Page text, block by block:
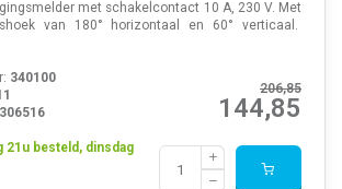
met schakelcontact 10 A, 230 V. Met
van 180° horizontaal en 60° verticaal.
206,85
144,85
340100
21u besteld, dinsdag